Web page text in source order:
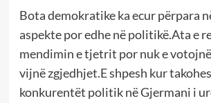
Bota demokratike ka ecur përpara
aspekte por edhe në politikë.Ata e
mendimin e tjetrit por nuk e
vijnë zgjedhjet.E shpesh kur
konkurentët politik në Gjermani i